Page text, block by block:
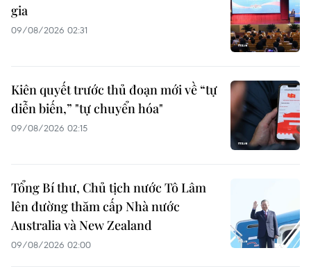
gia
09/08/2026 02:31
Kiên quyết trước thủ đoạn mới về “tự
diễn biến,” "tự chuyển hóa"
09/08/2026 02:15
Tổng Bí thư, Chủ tịch nước Tô Lâm
lên đường thăm cấp Nhà nước
Australia và New Zealand
09/08/2026 02:00